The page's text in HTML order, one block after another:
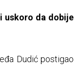
uskoro da dobije
Dudić postigao